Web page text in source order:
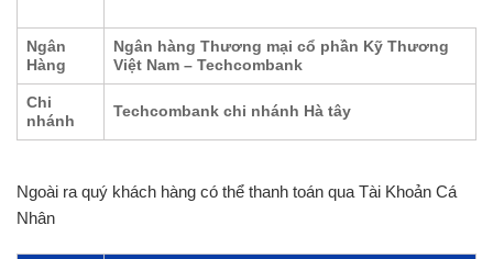
Ngân
Hàng
Ngân hàng Thương mại cổ phần Kỹ Thương
Việt Nam – Techcombank
Chi
nhánh
Techcombank chi nhánh Hà tây
Ngoài ra quý khách hàng có thể thanh toán qua Tài Khoản Cá
Nhân